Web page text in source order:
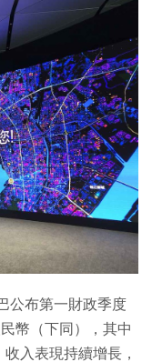
公布第一財政季度
幣（下同），其中
入表現持續增長，